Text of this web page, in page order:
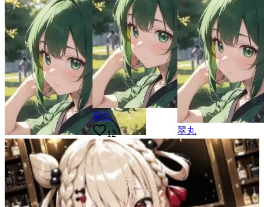
翠丸
23
翠丸
12
翠丸